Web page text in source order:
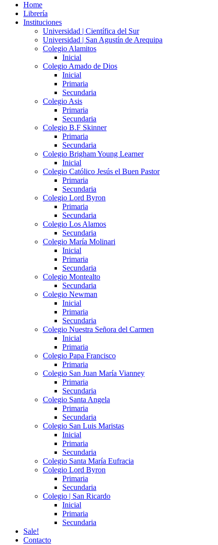
Home
Librería
Instituciones
Universidad | Científica del Sur
Universidad | San Agustín de Arequipa
Colegio Alamitos
Inicial
Colegio Amado de Dios
Inicial
Primaria
Secundaria
Colegio Asis
Primaria
Secundaria
Colegio B.F Skinner
Primaria
Secundaria
Colegio Brigham Young Learner
Inicial
Colegio Católico Jesús el Buen Pastor
Primaria
Secundaria
Colegio Lord Byron
Primaria
Secundaria
Colegio Los Alamos
Secundaria
Colegio María Molinari
Inicial
Primaria
Secundaria
Colegio Montealto
Secundaria
Colegio Newman
Inicial
Primaria
Secundaria
Colegio Nuestra Señora del Carmen
Inicial
Primaria
Colegio Papa Francisco
Primaria
Colegio San Juan María Vianney
Primaria
Secundaria
Colegio Santa Angela
Primaria
Secundaria
Colegio San Luis Maristas
Inicial
Primaria
Secundaria
Colegio Santa María Eufracia
Colegio Lord Byron
Primaria
Secundaria
Colegio | San Ricardo
Inicial
Primaria
Secundaria
Sale!
Contacto